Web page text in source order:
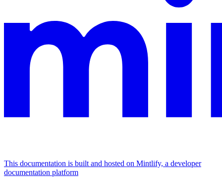
This documentation is built and hosted on Mintlify, a developer
documentation platform